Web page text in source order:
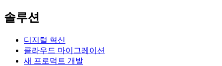
솔루션
디지털 혁신
클라우드 마이그레이션
새 프로덕트 개발